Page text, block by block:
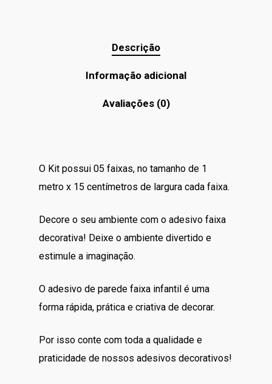
Descrição
Informação adicional
Avaliações (0)
O Kit possui 05 faixas, no tamanho de 1
metro x 15 centímetros de largura cada faixa.
Decore o seu ambiente com o adesivo faixa
decorativa! Deixe o ambiente divertido e
estimule a imaginação.
O adesivo de parede faixa infantil é uma
forma rápida, prática e criativa de decorar.
Por isso conte com toda a qualidade e
praticidade de nossos adesivos decorativos!